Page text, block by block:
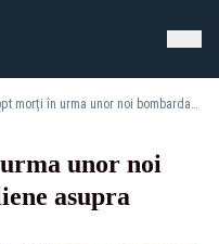
Cel puțin opt morți în urma unor noi bombardamente israeliene asupra orașului Gaza
unor noi
asupra